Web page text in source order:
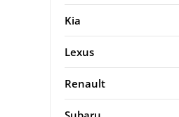
Kia
Lexus
Renault